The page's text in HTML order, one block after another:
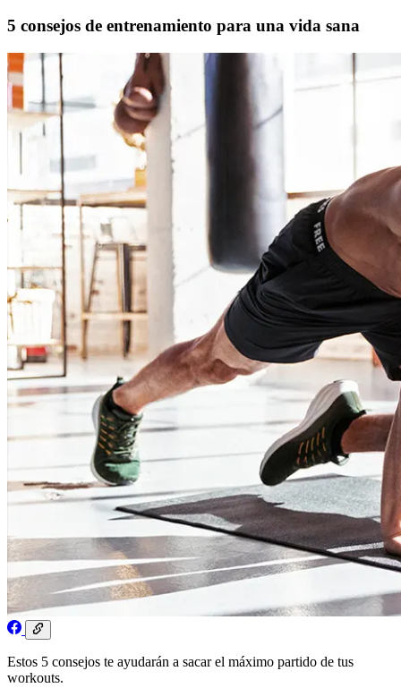
5 consejos de entrenamiento para una vida sana
Estos 5 consejos te ayudarán a sacar el máximo partido de tus
workouts.